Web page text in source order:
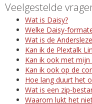
Veelgestelde
Wat is Daisy?
Welke Daisy-
Wat is de
Kan ik de Plextalk
Kan ik ook met mijn
Kan ik ook op de
Hoe lang duurt het
Wat is een zip-
Waarom lukt het